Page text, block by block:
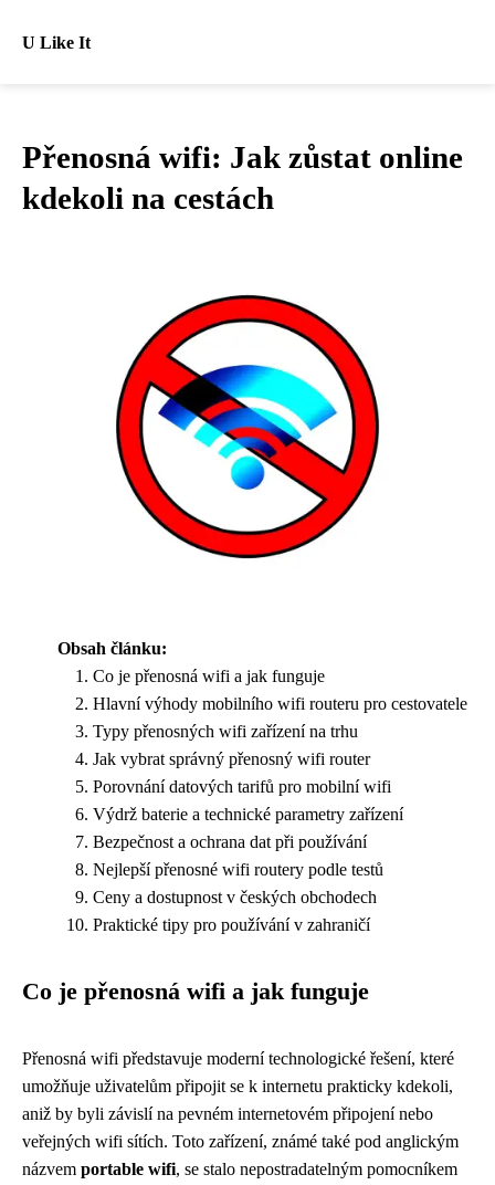
U Like It
Přenosná wifi: Jak zůstat online
kdekoli na cestách
Obsah článku:
Co je přenosná wifi a jak funguje
Hlavní výhody mobilního wifi routeru pro cestovatele
Typy přenosných wifi zařízení na trhu
Jak vybrat správný přenosný wifi router
Porovnání datových tarifů pro mobilní wifi
Výdrž baterie a technické parametry zařízení
Bezpečnost a ochrana dat při používání
Nejlepší přenosné wifi routery podle testů
Ceny a dostupnost v českých obchodech
Praktické tipy pro používání v zahraničí
Co je přenosná wifi a jak funguje
Přenosná wifi představuje moderní technologické řešení, které
umožňuje uživatelům připojit se k internetu prakticky kdekoli,
aniž by byli závislí na pevném internetovém připojení nebo
veřejných wifi sítích. Toto zařízení, známé také pod anglickým
názvem portable wifi, se stalo nepostradatelným pomocníkem